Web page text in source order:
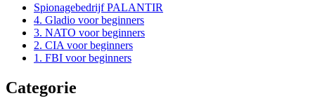
Spionagebedrijf PALANTIR
4. Gladio voor beginners
3. NATO voor beginners
2. CIA voor beginners
1. FBI voor beginners
Categorie